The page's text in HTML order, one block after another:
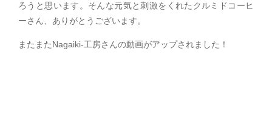
ろうと思います。そんな元気と刺激をくれたクルミドコーヒ
ーさん、ありがとうございます。
またまたNagaiki-工房さんの動画がアップされました！